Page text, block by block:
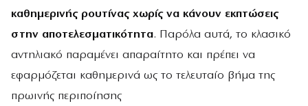
καθημερινής ρουτίνας χωρίς να κάνουν εκπτώσεις
στην αποτελεσματικότητα. Παρόλα αυτά, το κλασικό
αντηλιακό παραμένει απαραίτητο και πρέπει να
εφαρμόζεται καθημερινά ως το τελευταίο βήμα της
πρωινής περιποίησης